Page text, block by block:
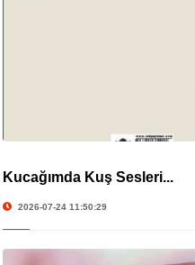
Kucağımda Kuş Sesleri...
2026-07-24 11:50:29